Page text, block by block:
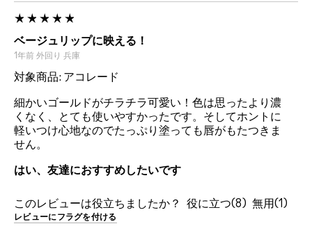
ベージュリップに映える！
1年前 外回り 兵庫
対象商品: アコレード
細かいゴールドがチラチラ可愛い！色は思ったより濃
くなく、とても使いやすかったです。そしてホントに
軽いつけ心地なのでたっぷり塗っても唇がもたつきま
せん。
はい、友達におすすめしたいです
このレビューは役立ちましたか？ 8 1
レビューにフラグを付ける